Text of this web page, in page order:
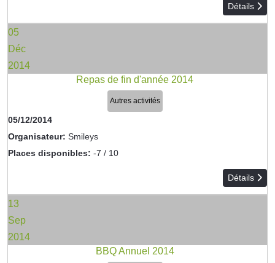
Détails
05
Déc
2014
Repas de fin d'année 2014
Autres activités
05/12/2014
Organisateur: Smileys
Places disponibles: -7 / 10
Détails
13
Sep
2014
BBQ Annuel 2014